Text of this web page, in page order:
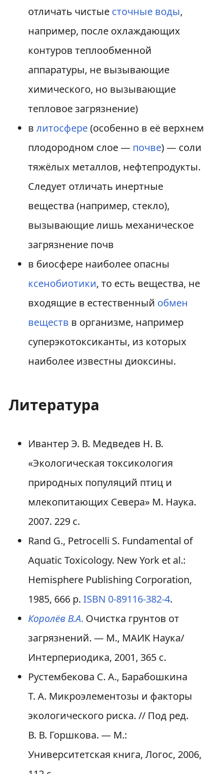
отличать чистые сточные воды,
например, после охлаждающих
контуров теплообменной
аппаратуры, не вызывающие
химического, но вызывающие
тепловое загрязнение)
в литосфере(особенно в её верхнем
плодородном слое — почве) — соли
тяжёлых металлов, нефтепродукты.
Следует отличать инертные
вещества (например, стекло),
вызывающие лишь механическое
загрязнение почв
в биосфере наиболее опасны
ксенобиотики, то есть вещества, не
входящие в естественный обмен
веществ в организме, например
суперэкотоксиканты, из которых
наиболее известны диоксины.
Литература
Ивантер Э. В. Медведев Н. В.
«Экологическая токсикология
природных популяций птиц и
млекопитающих Севера» М. Наука.
2007. 229 с.
Rand G., Petrocelli S. Fundamental of
Aquatic Toxicology. New York et al.:
Hemisphere Publishing Corporation,
1985, 666 p. ISBN 0-89116-382-4.
Королёв В.А. Очистка грунтов от
загрязнений. — М., МАИК Наука/
Интерпериодика, 2001, 365 с.
Рустембекова С. А., Барабошкина
Т. А. Микроэлементозы и факторы
экологического риска. // Под ред.
В. В. Горшкова. — М.:
Университетская книга, Логос, 2006,